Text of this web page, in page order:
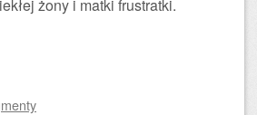
żony i matki frustratki.